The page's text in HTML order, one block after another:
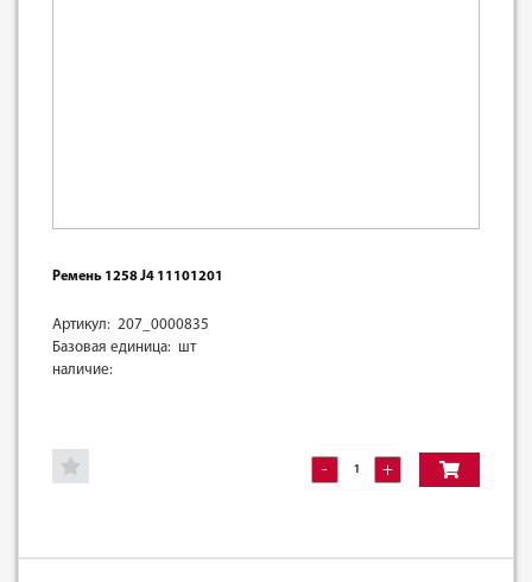
Ремень 1258 J4 11101201
Артикул: 207_0000835
Базовая единица: шт
наличие:
- +